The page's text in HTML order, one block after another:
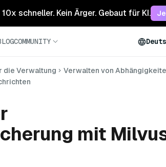
schneller. Kein Ärger. Gebaut für KI.
COMMUNITY
die Verwaltung
Verwalten von
mit